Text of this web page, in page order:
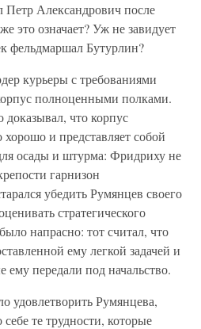
Александрович после
это означает? Уж не завидует
фельдмаршал Бутурлин?
курьеры с требованиями
полноценными полками.
что корпус
и представляет собой
осады и штурма: Фридриху не
гарнизон
убедить Румянцев своего
стратегического
напрасно: тот считал, что
ему легкой задачей и
ему передали под начальство.
удовлетворить Румянцева,
те трудности, которые